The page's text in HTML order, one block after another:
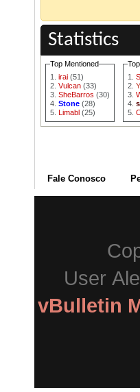
Statistics
Top Mentioned
irai (51)
Vulcan (33)
SheBarros (30)
Stone (28)
Limabl (25)
Fale Conosco
User
vBulletin